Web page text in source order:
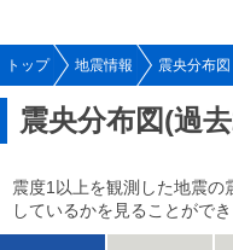
トップ 地震情報 震央分布図
震央分布図(過
震度1以上を観測した地震の
しているかを見ることができ